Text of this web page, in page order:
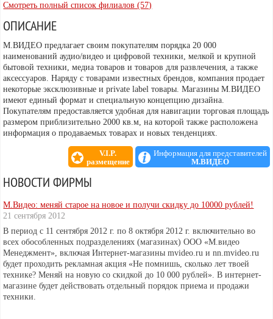
Смотреть полный список филиалов (57)
ОПИСАНИЕ
М.ВИДЕО предлагает своим покупателям порядка 20 000
наименований аудио/видео и цифровой техники, мелкой и крупной
бытовой техники, медиа товаров и товаров для развлечения, а также
аксессуаров. Наряду с товарами известных брендов, компания продает
некоторые эксклюзивные и private label товары. Магазины М.ВИДЕО
имеют единый формат и специальную концепцию дизайна.
Покупателям предоставляется удобная для навигации торговая площадь
размером приблизительно 2000 кв.м, на которой также расположена
информация о продаваемых товарах и новых тенденциях.
V.I.P.
размещение
Информация для представителей
М.ВИДЕО
НОВОСТИ ФИРМЫ
М.Видео: меняй старое на новое и получи скидку до 10000 рублей!
21 сентября 2012
В период с 11 сентября 2012 г. по 8 октября 2012 г. включительно во
всех обособленных подразделениях (магазинах) ООО «М.видео
Менеджмент», включая Интернет-магазины mvideo.ru и nn.mvideo.ru
будет проходить рекламная акция «Не помнишь, сколько лет твоей
технике? Меняй на новую со скидкой до 10 000 рублей». В интернет-
магазине будет действовать отдельный порядок приема и продажи
техники.